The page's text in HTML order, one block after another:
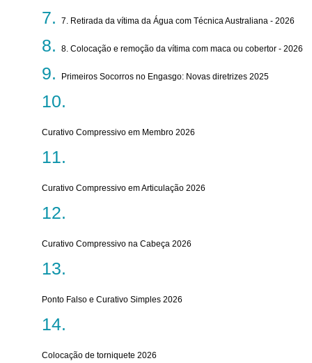
7. Retirada da vítima da Água com Técnica Australiana - 2026
8. Colocação e remoção da vítima com maca ou cobertor - 2026
Primeiros Socorros no Engasgo: Novas diretrizes 2025
Curativo Compressivo em Membro 2026
Curativo Compressivo em Articulação 2026
Curativo Compressivo na Cabeça 2026
Ponto Falso e Curativo Simples 2026
Colocação de torniquete 2026